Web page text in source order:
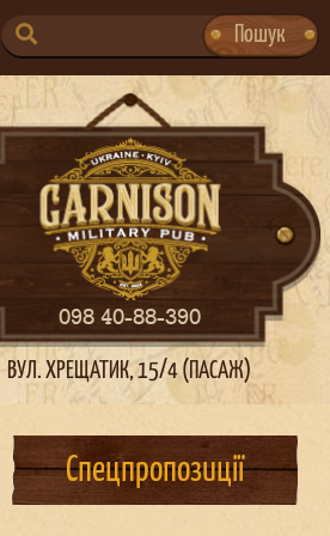
SEARCH
FOR:
Пошук
098 40-88-390
ВУЛ. ХРЕЩАТИК, 15/4 (ПАСАЖ)
Спецпропозиції